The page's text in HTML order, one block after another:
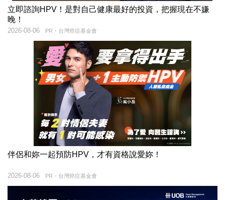
立即諮詢HPV！是對自己健康最好的投資，把握現在不嫌
晚！
PR・台灣癌症基金會
2026-08-06
伴侶和妳一起預防HPV，才有資格說愛妳！
PR・台灣癌症基金會
2026-08-06